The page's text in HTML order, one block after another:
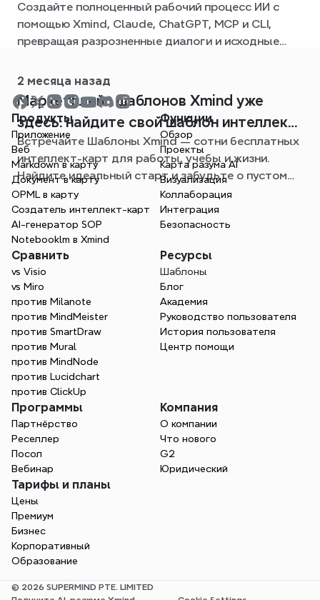
процесс с Xmind
Создайте полноценный рабочий процесс ИИ с
помощью Xmind, Claude, ChatGPT, MCP и CLI,
превращая разрозненные диалоги и исходные
карты.
2 месяца назад
Mаpкетплейс шаблонов Xmind уже
здесь: найдите свой шаблон интеллект-
карты для любой ситуации
Встречайте Шаблоны Xmind — сотни бесплатных
интеллект-карт для работы, учебы и жизни.
Найдите идеальный старт и забудьте о пустом
листе.
Продукты
Приложение
Веб
Markdown в карту
Документ в карту
OPML в карту
Создатель интеллект-карт
AI-генератор SOP
Notebooklm в Xmind
Функции
Обзор
Проекты
Карта разума AI
Визуализация
Коллаборация
Интеграция
Безопасность
Сравнить
vs Visio
vs Miro
против Milanote
против MindMeister
против SmartDraw
против Mural
против MindNode
против Lucidchart
против ClickUp
Ресурсы
Шаблоны
Блог
Академия
Руководство пользователя
История пользователя
Центр помощи
Программы
Партнёрство
Реселлер
Посол
Вебинар
Компания
О компании
Что нового
G2
Юридический
Тарифы и планы
Цены
Премиум
Бизнес
Корпоративный
Образование
© 2026 SUPERMIND PTE. LIMITED